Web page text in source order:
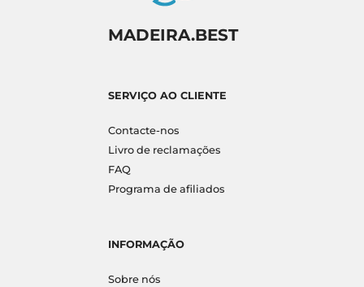
MADEIRA.BEST
SERVIÇO AO CLIENTE
Contacte-nos
Livro de reclamações
FAQ
Programa de afiliados
INFORMAÇÃO
Sobre nós